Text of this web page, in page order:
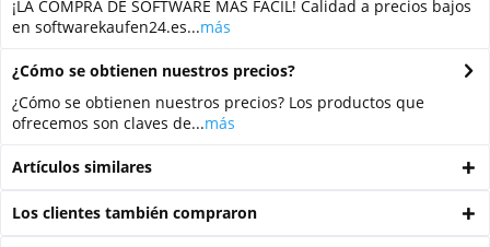
¡LA COMPRA DE SOFTWARE MÁS FÁCIL! Calidad a precios bajos
en softwarekaufen24.es...más
¿Cómo se obtienen nuestros precios?
¿Cómo se obtienen nuestros precios? Los productos que
ofrecemos son claves de...más
Artículos similares
Los clientes también compraron